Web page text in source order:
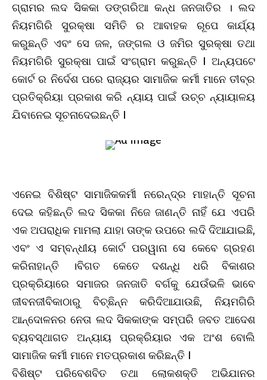
ଗ୍ରାମର ଲଦ ସିକକା ଡଙ୍ଗରିଆ କନ୍ଧ ଜନଜାତିର । ଲଦ
ନିୟମଗିରି ସୁରକ୍ଷା ସମିତି ର ଆବାହକ ରୂପେ କାର୍ଯ୍ୟ
କରୁଛନ୍ତି ଏବଂ ସେ ଜଳ, ଜଙ୍ଗଲ ଓ ଜମିର ସୁରକ୍ଷା ତଥା
ନିୟମଗିରି ସୁରକ୍ଷା ପାଇଁ ସଂଗ୍ରାମ କରୁଛନ୍ତି I ଅନ୍ୟପଟେ
କୋର୍ଟ ର ନିର୍ଦେଶ ପରେ ରାଜ୍ୟର ସାମାଜିକ କର୍ମୀ ମାନେ ତୀବ୍ର
ପ୍ରତିକ୍ରିୟା ପ୍ରକାଶ କରି ନ୍ୟାୟ ପାଇଁ ଉଚ୍ଚ ନ୍ୟାୟାଳୟ
ଯିବାନେଇ ସୂଚନାଦେଇଛନ୍ତି I
ଏନେଇ ବିଶିଷ୍ଟ ସାମାଜିକକର୍ମୀ ନରେନ୍ଦ୍ର ମାହାନ୍ତି ସୂଚନା
ଦେଇ କହିଛନ୍ତି ଲଦ ସିକକା ନିଜେ ଜାଣନ୍ତି ନାହିଁ ଯେ ଏପରି
ଏକ ଅପରାଧିକ ମାମଲା ଯାହା ତାଙ୍କ ଉପରେ ଲଦି ଦିଆଯାଇଛି,
ଏବଂ ଏ ସମ୍ବନ୍ଧୀୟ କୋର୍ଟ ପରୱାନା ସେ କେବେ ଗ୍ରହଣ
କରିନାହାନ୍ତି ।ବିଗତ କେତେ ଦଶନ୍ଧି ଧରି ବିକାଶର
ପ୍ରକ୍ରିୟାରେ ସମାଜର ଜନଜାତି ବର୍ଗକୁ ଯେଉଁଭଳି ଭାବେ
ଜୀବନଜୀବିକାଠାରୁ ବିଚ୍ଛିନ୍ନ କରିଦିଆଯାଉଛି, ନିୟମଗିରି
ଆନ୍ଦୋଳନର ନେତା ଲଦ ସିକକାଙ୍କ ସମ୍ପରି ଜବତ ଆଦେଶ
ବ୍ୟବସ୍ଥାଗତ ଅନ୍ୟାୟ ପ୍ରକ୍ରିୟାର ଏକ ଅଂଶ ବୋଲି
ସାମାଜିକ କର୍ମୀ ମାନେ ମତପ୍ରକାଶ କରିଛନ୍ତି I
ବିଶିଷ୍ଟ ପରିବେଶବିତ ତଥା ଲୋକଶକ୍ତି ଅଭିଯାନର